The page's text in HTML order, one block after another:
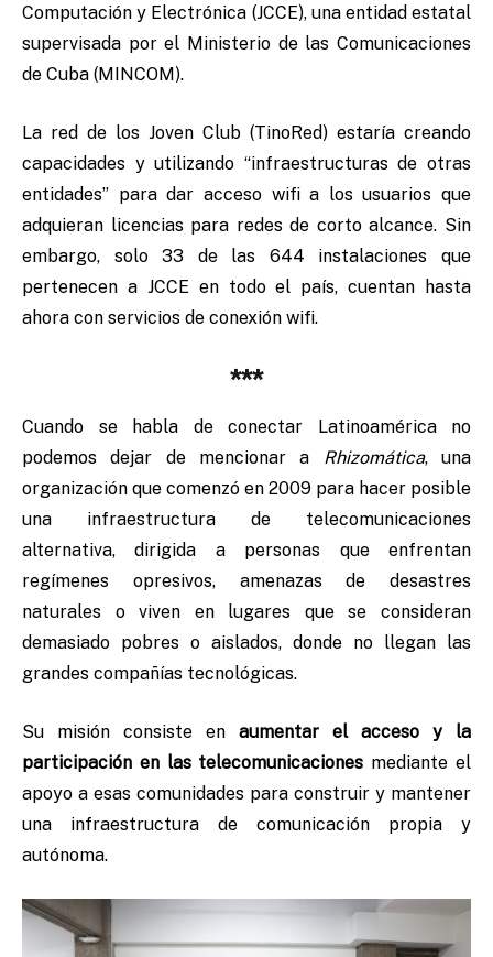
Computación y Electrónica (JCCE), una entidad estatal
supervisada por el Ministerio de las Comunicaciones
de Cuba (MINCOM).
La red de los Joven Club (TinoRed) estaría creando
capacidades y utilizando “infraestructuras de otras
entidades” para dar acceso wifi a los usuarios que
adquieran licencias para redes de corto alcance. Sin
embargo, solo 33 de las 644 instalaciones que
pertenecen a JCCE en todo el país, cuentan hasta
ahora con servicios de conexión wifi.
***
Cuando se habla de conectar Latinoamérica no
podemos dejar de mencionar a Rhizomática, una
organización que comenzó en 2009 para hacer posible
una infraestructura de telecomunicaciones
alternativa, dirigida a personas que enfrentan
regímenes opresivos, amenazas de desastres
naturales o viven en lugares que se consideran
demasiado pobres o aislados, donde no llegan las
grandes compañías tecnológicas.
Su misión consiste en aumentar el acceso y la
participación en las telecomunicaciones mediante el
apoyo a esas comunidades para construir y mantener
una infraestructura de comunicación propia y
autónoma.